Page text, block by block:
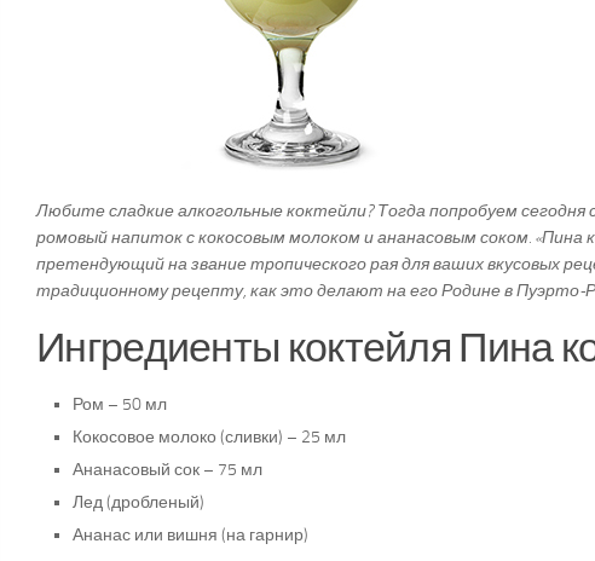
Любите сладкие алкогольные коктейли? Тогда попробуем
ромовый напиток с кокосовым молоком и ананасовым соком. «Пина
претендующий на звание тропического рая для ваших вкусовых
традиционному рецепту, как это делают на его Родине в Пуэрто-
Ингредиенты коктейля Пина
Ром – 50 мл
Кокосовое молоко (сливки) – 25 мл
Ананасовый сок – 75 мл
Лед (дробленый)
Ананас или вишня (на гарнир)